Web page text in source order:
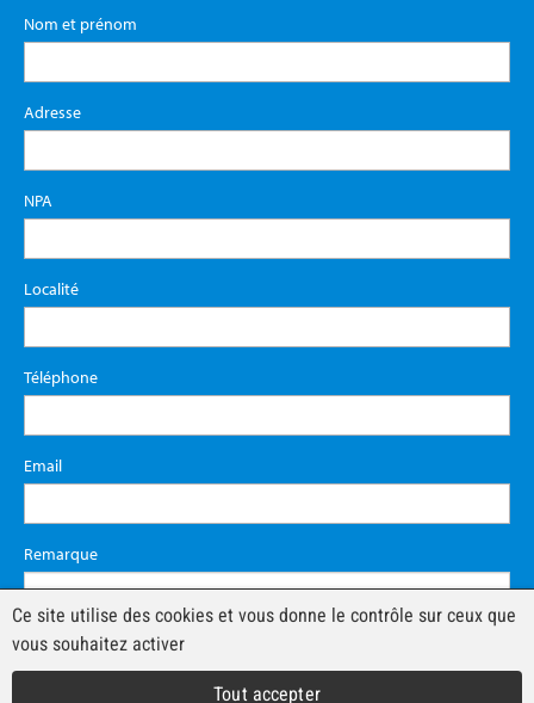
Nom et prénom
Adresse
NPA
Localité
Téléphone
Email
Remarque
Ce site utilise des cookies et vous donne le contrôle sur ceux que
vous souhaitez activer
Tout accepter